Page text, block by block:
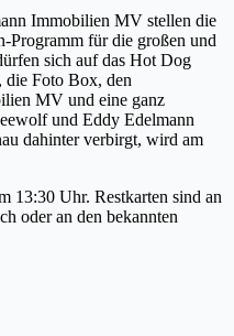
Immobilien MV stellen die
Programm für die großen und
sich auf das Hot Dog
Foto Box, den
MV und eine ganz
und Eddy Edelmann
dahinter verbirgt, wird am
13:30 Uhr. Restkarten sind an
oder an den bekannten